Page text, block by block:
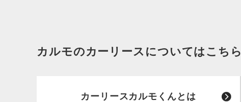
カルモのカーリースについてはこちら
カーリースカルモくんとは